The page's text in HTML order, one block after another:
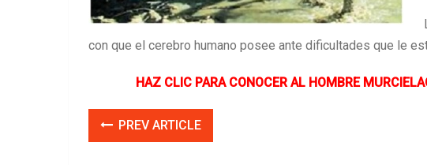
con que el cerebro humano posee ante dificultades que le
HAZ CLIC PARA CONOCER AL HOMBRE
PREV ARTICLE